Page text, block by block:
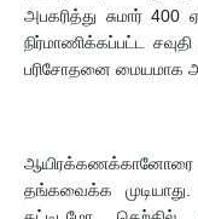
அபகரித்து சுமார்
நிர்மாணிக்கப்பட்ட
பரிசோதனை மையமாக
தங்கவைக்க